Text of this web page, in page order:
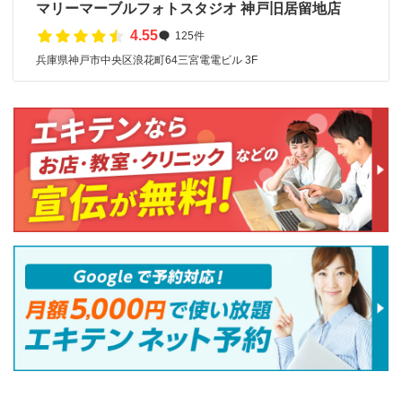
マリーマーブルフォトスタジオ 神戸旧居留地店
4.55
125件
兵庫県神戸市中央区浪花町64三宮電電ビル 3F